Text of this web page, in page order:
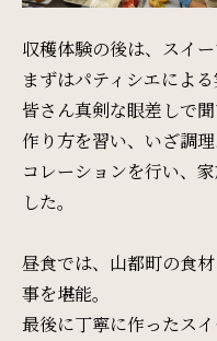
採用情報
Contact
お問い合わせ
サイトマップ
収穫体験の後は、スイー
まずはパティシエによ
皆さん真剣な眼差しで聞
作り方を習い、いざ調
コレーションを行い、
した。
昼食では、山都町の食
事を堪能。
最後に丁寧に作ったスイ